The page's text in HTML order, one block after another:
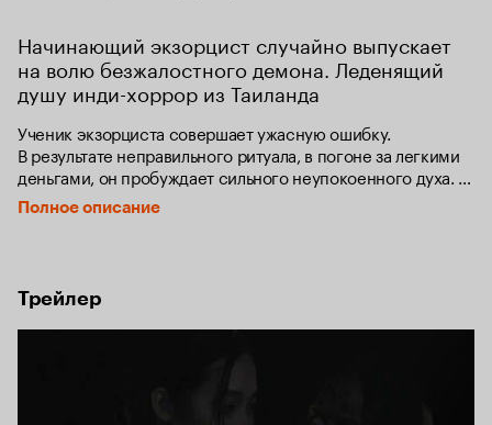
Начинающий экзорцист случайно выпускает
на волю безжалостного демона. Леденящий
душу инди-хоррор из Таиланда
Ученик экзорциста совершает ужасную ошибку.
В результате неправильного ритуала, в погоне за легкими
деньгами, он пробуждает сильного неупокоенного духа.
В отчаянной попытке все исправить он делает только
хуже… Дух вселяется в тело живого человека.
Полное описание
Трейлер